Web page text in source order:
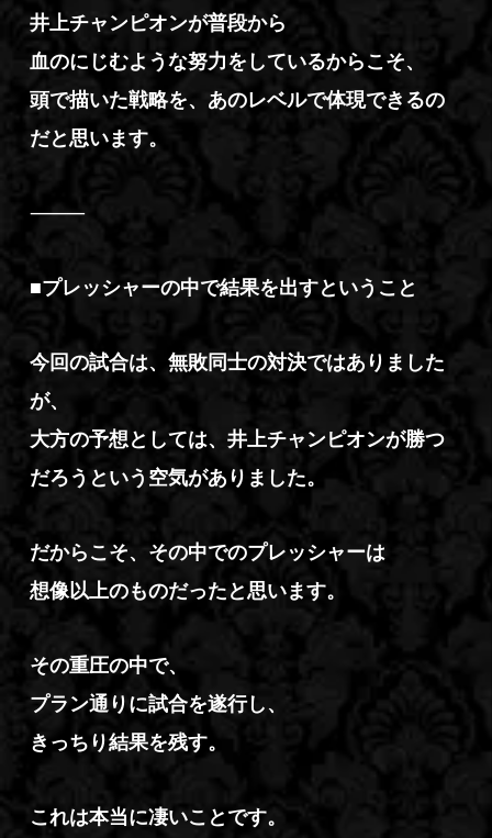
井上チャンピオンが普段から
血のにじむような努力をしているからこそ、
頭で描いた戦略を、あのレベルで体現できるの
だと思います。
⸻
■プレッシャーの中で結果を出すということ
今回の試合は、無敗同士の対決ではありました
が、
大方の予想としては、井上チャンピオンが勝つ
だろうという空気がありました。
だからこそ、その中でのプレッシャーは
想像以上のものだったと思います。
その重圧の中で、
プラン通りに試合を遂行し、
きっちり結果を残す。
これは本当に凄いことです。